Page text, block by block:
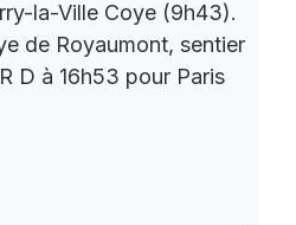
la-Ville Coye (9h43).
de Royaumont, sentier
D à 16h53 pour Paris